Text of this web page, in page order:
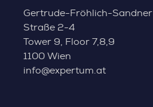
Gertrude-Fröhlich-Sandner
Straße 2-4
Tower 9, Floor 7,8,9
1100 Wien
info@expertum.at